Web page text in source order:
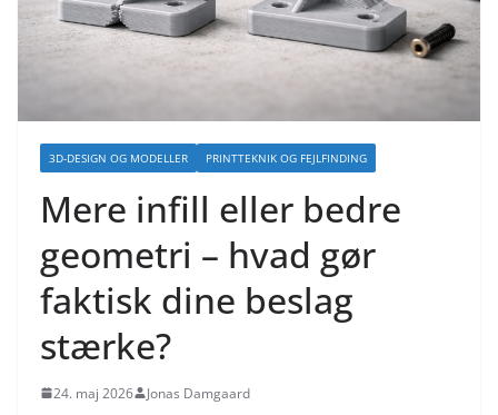
3D-DESIGN OG MODELLER PRINTTEKNIK OG FEJLFINDING
Mere infill eller bedre
geometri – hvad gør
faktisk dine beslag
stærke?
24. maj 2026 Jonas Damgaard